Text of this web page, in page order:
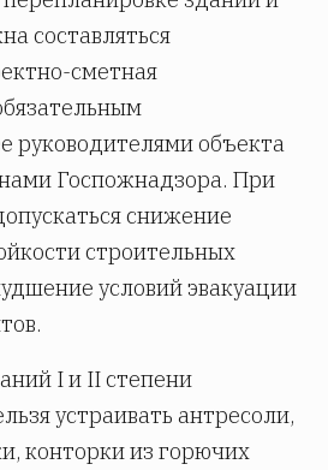
составляться
сметная
руководителями объекта
Госпожнадзора. При
снижение
строительных
условий эвакуации
I и II степени
устраивать антресоли,
конторки из горючих